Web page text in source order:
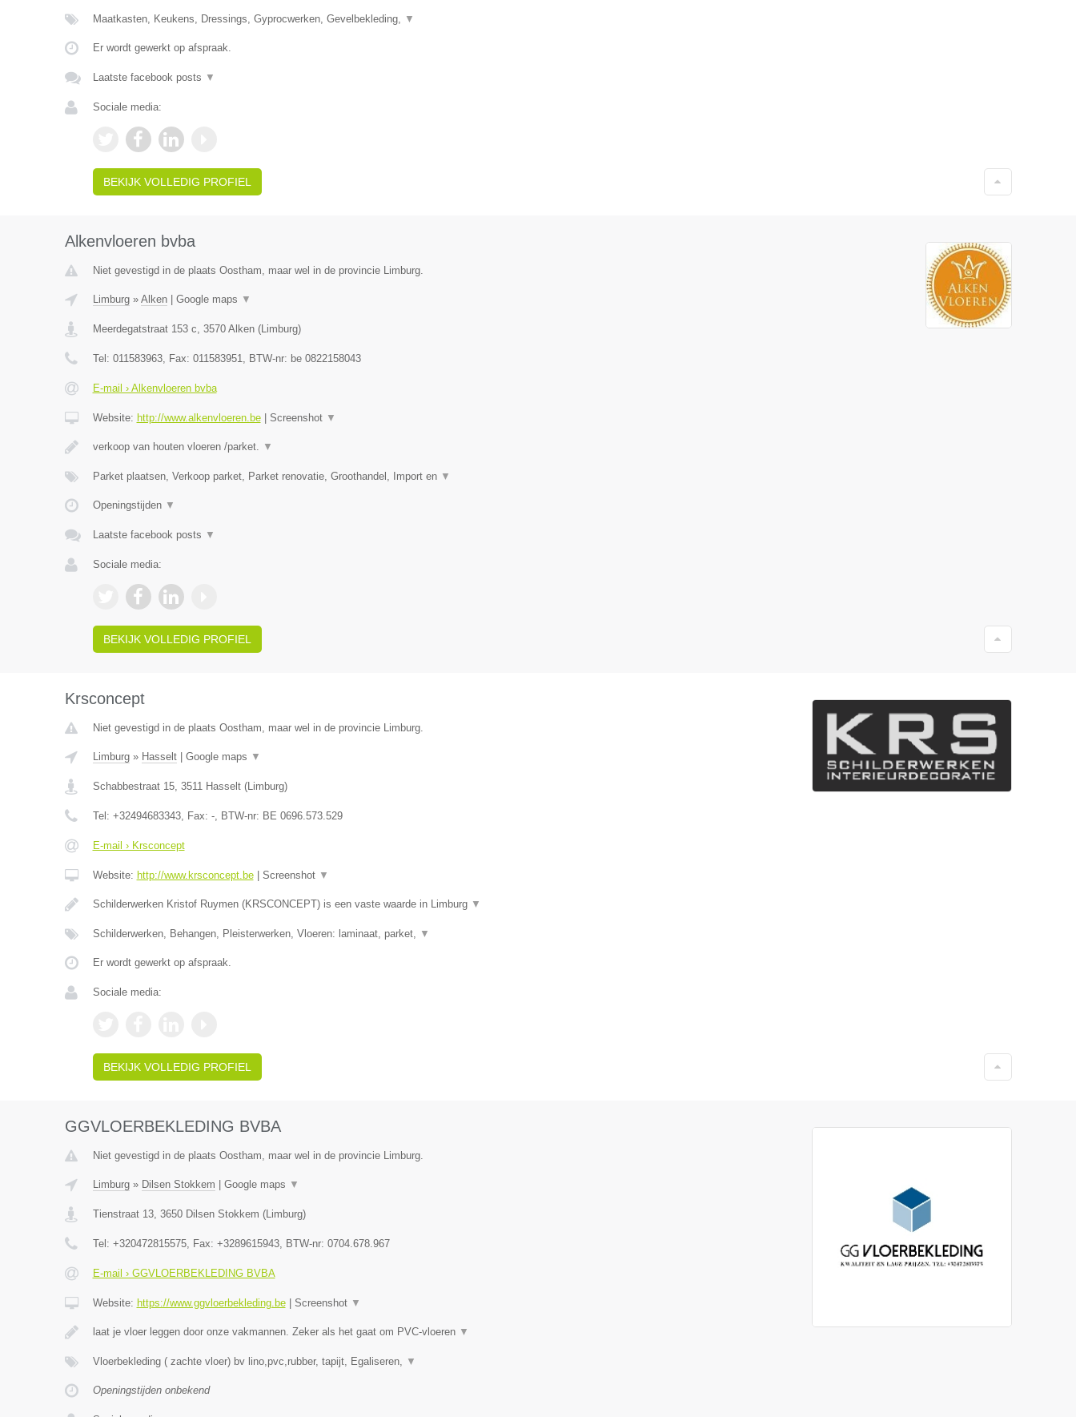
Maatkasten, Keukens, Dressings, Gyprocwerken, Gevelbekleding, ▼
Er wordt gewerkt op afspraak.
Laatste facebook posts ▼
Sociale media:
BEKIJK VOLLEDIG PROFIEL
Alkenvloeren bvba
Niet gevestigd in de plaats Oostham, maar wel in de provincie Limburg.
Limburg» Alken| Google maps ▼
Meerdegatstraat 153 c, 3570 Alken(Limburg)
Tel: 011583963, Fax: 011583951, BTW-nr: be 0822158043
E-mail › Alkenvloeren bvba
Website: http://www.alkenvloeren.be| Screenshot ▼
verkoop van houten vloeren /parket. ▼
Parket plaatsen, Verkoop parket, Parket renovatie, Groothandel, Import en ▼
Openingstijden ▼
Laatste facebook posts ▼
Sociale media:
BEKIJK VOLLEDIG PROFIEL
Krsconcept
Niet gevestigd in de plaats Oostham, maar wel in de provincie Limburg.
Limburg» Hasselt| Google maps ▼
Schabbestraat 15, 3511 Hasselt(Limburg)
Tel: +32494683343, Fax: -, BTW-nr: BE 0696.573.529
E-mail › Krsconcept
Website: http://www.krsconcept.be| Screenshot ▼
Schilderwerken Kristof Ruymen (KRSCONCEPT) is een vaste waarde in Limburg ▼
Schilderwerken, Behangen, Pleisterwerken, Vloeren: laminaat, parket, ▼
Er wordt gewerkt op afspraak.
Sociale media:
BEKIJK VOLLEDIG PROFIEL
GGVLOERBEKLEDING BVBA
Niet gevestigd in de plaats Oostham, maar wel in de provincie Limburg.
Limburg» Dilsen Stokkem Google maps ▼
Tienstraat 13, 3650 Dilsen Stokkem (Limburg)
Tel: +320472815575, Fax: +3289615943, BTW-nr: 0704.678.967
E-mail › GGVLOERBEKLEDING BVBA
Website: https://www.ggvloerbekleding.be| Screenshot ▼
laat je vloer leggen door onze vakmannen. Zeker als het gaat om PVC-vloeren ▼
Vloerbekleding ( zachte vloer) bv lino,pvc,rubber, tapijt, Egaliseren, ▼
Openingstijden onbekend